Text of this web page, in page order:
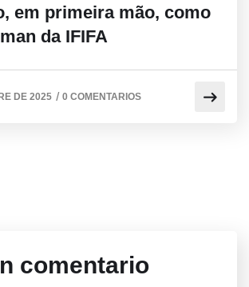
em primeira mão, como
da IFIFA
DE 2025 / 0 COMENTARIOS
comentario